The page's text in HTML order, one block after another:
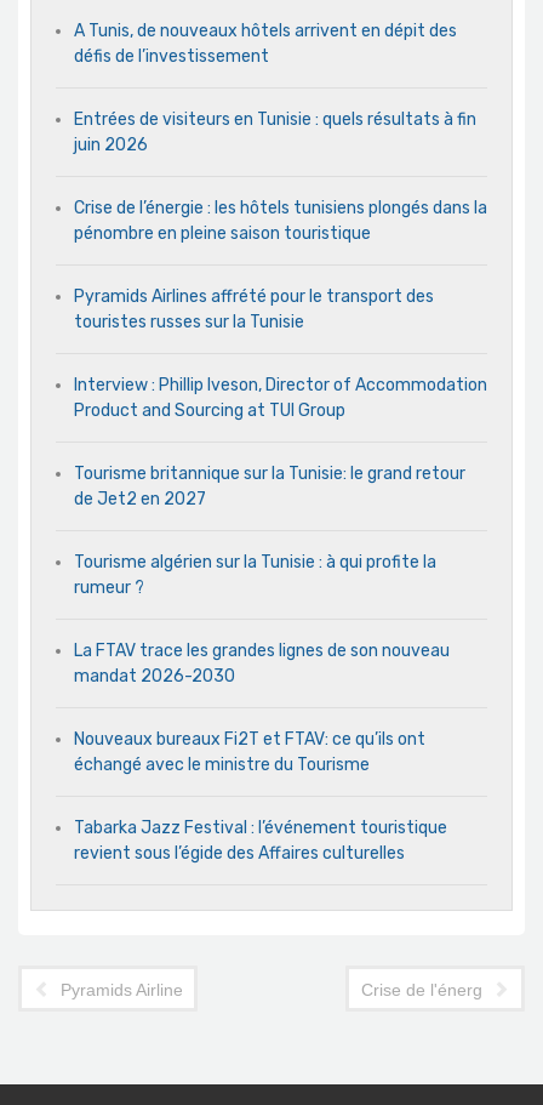
A Tunis, de nouveaux hôtels arrivent en dépit des
défis de l’investissement
Entrées de visiteurs en Tunisie : quels résultats à fin
juin 2026
Crise de l’énergie : les hôtels tunisiens plongés dans la
pénombre en pleine saison touristique
Pyramids Airlines affrété pour le transport des
touristes russes sur la Tunisie
Interview : Phillip Iveson, Director of Accommodation
Product and Sourcing at TUI Group
Tourisme britannique sur la Tunisie: le grand retour
de Jet2 en 2027
Tourisme algérien sur la Tunisie : à qui profite la
rumeur ?
La FTAV trace les grandes lignes de son nouveau
mandat 2026-2030
Nouveaux bureaux Fi2T et FTAV: ce qu’ils ont
échangé avec le ministre du Tourisme
Tabarka Jazz Festival : l’événement touristique
revient sous l’égide des Affaires culturelles
Pyramids Airlines affrété pour le transport des touristes russes
Crise de l'énergie : les